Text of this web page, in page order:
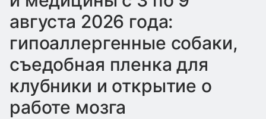
августа 2026 года:
гипоаллергенные собаки,
съедобная пленка для
клубники и открытие о
работе мозга